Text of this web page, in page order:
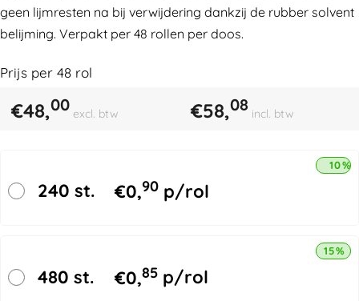
geen lijmresten na bij verwijdering dankzij de rubber solvent
belijming. Verpakt per 48 rollen per doos.
Prijs per 48 rol
€48,00 excl. btw €58,08 incl. btw
240 st. €0,90 p/rol
10%
480 st. €0,85 p/rol
15%